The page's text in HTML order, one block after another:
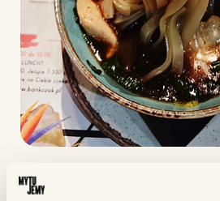
BANKCOOK JEŻYCE